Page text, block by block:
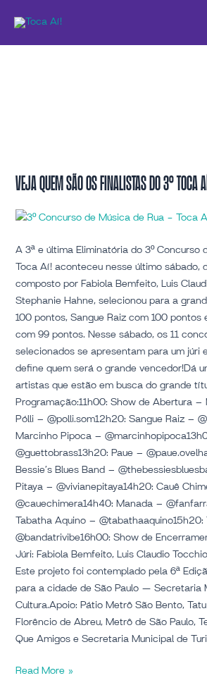
para
Veja quem são os finalistas do 3º Toca
A 3ª e última Eliminatória do 3º Concurso
Toca Aí! aconteceu nesse último sábado,
composto por Fabiola Bemfeito, Luis
Stephanie Hahne, selecionou para a
100 pontos, Sangue Raiz com 100 pontos
com 99 pontos. Nesse sábado, os 11
selecionados se apresentam para um júri
define quem será o grande vencedor!Dá
artistas que estão em busca do grande
Programação:11h00: Show de Abertura –
Pólli – @polli.som12h20: Sangue Raiz –
Marcinho Pipoca –
@guettobrass13h20: Paue –
Bessie’s Blues Band –
Pitaya – @vivianepitaya14h20: Cauê
@cauechimera14h40: Manada –
Tabatha Aquino – @tabathaaquino15h20:
@bandatrivibe16h00: Show de
Júri: Fabiola Bemfeito, Luis Claudio
Este projeto foi contemplado pela 6ª
para a cidade de São Paulo — Secretaria
Cultura.Apoio: Pátio Metrô São Bento,
Florêncio de Abreu, Metrô de São Paulo,
Que Amigos e Secretaria Municipal de
Veja
quem
são
finalistas
Read More »